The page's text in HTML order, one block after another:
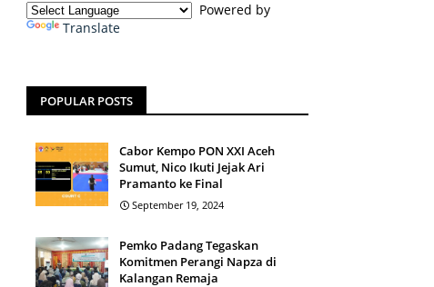
Powered by
Translate
POPULAR POSTS
Cabor Kempo PON XXI Aceh
Sumut, Nico Ikuti Jejak Ari
Pramanto ke Final
September 19, 2024
Pemko Padang Tegaskan
Komitmen Perangi Napza di
Kalangan Remaja